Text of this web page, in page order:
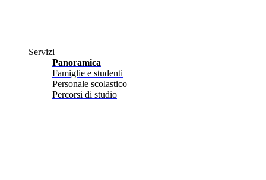
Servizi
Panoramica
Famiglie e studenti
Personale scolastico
Percorsi di studio